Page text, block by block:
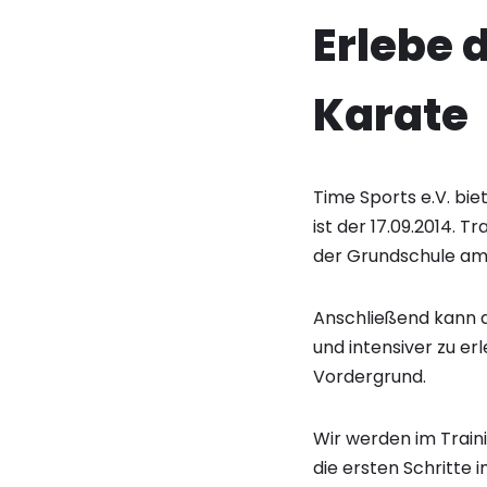
Erlebe
Karate
Time Sports e.V.
ist der 17.09.2014.
der Grundschule
Anschließend kann
und intensiver zu
Vordergrund.
Wir werden im
die ersten Schritte